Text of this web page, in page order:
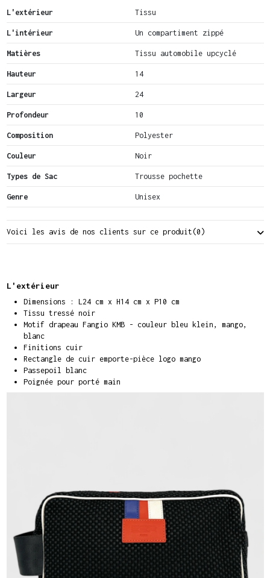
L'extérieur Tissu
L'intérieur Un compartiment zippé
Matières Tissu automobile upcyclé
Hauteur 14
Largeur 24
Profondeur 10
Composition Polyester
Couleur Noir
Types de Sac Trousse pochette
Genre Unisex
Voici les avis de nos clients sur ce produit(0)
L'extérieur
Dimensions : L24 cm x H14 cm x P10 cm
Tissu tressé noir
Motif drapeau Fangio KMB - couleur bleu klein, mango,
blanc
Finitions cuir
Rectangle de cuir emporte-pièce logo mango
Passepoil blanc
Poignée pour porté main